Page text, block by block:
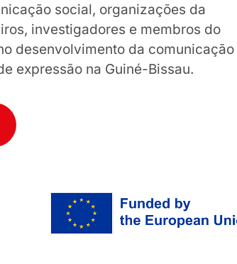
social, organizações da
investigadores e membros do
desenvolvimento da comunicação
expressão na Guiné-Bissau.